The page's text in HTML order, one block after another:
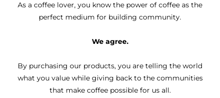
As a coffee lover, you know the power of coffee as the
perfect medium for building community.
We agree.
By purchasing our products, you are telling the world
what you value while giving back to the communities
that make coffee possible for us all.